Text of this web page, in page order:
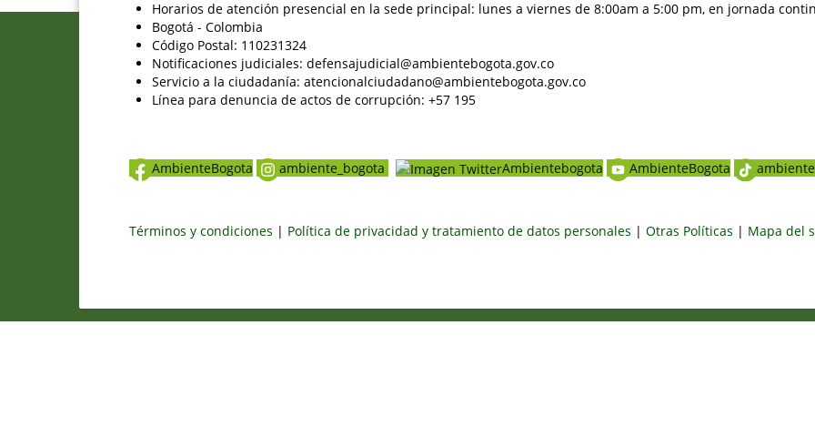
Horarios de atención presencial en la sede principal: lunes a viernes de 8:00am a 5:00 pm, en jornada
Bogotá - Colombia
Código Postal: 110231324
Notificaciones judiciales: defensajudicial@ambientebogota.gov.co
Servicio a la ciudadanía: atencionalciudadano@ambientebogota.gov.co
Línea para denuncia de actos de corrupción: +57 195
AmbienteBogota ambiente_bogota Ambientebogota AmbienteBogota
Términos y condiciones | Política de privacidad y tratamiento de datos personales | Otras Políticas | Mapa del